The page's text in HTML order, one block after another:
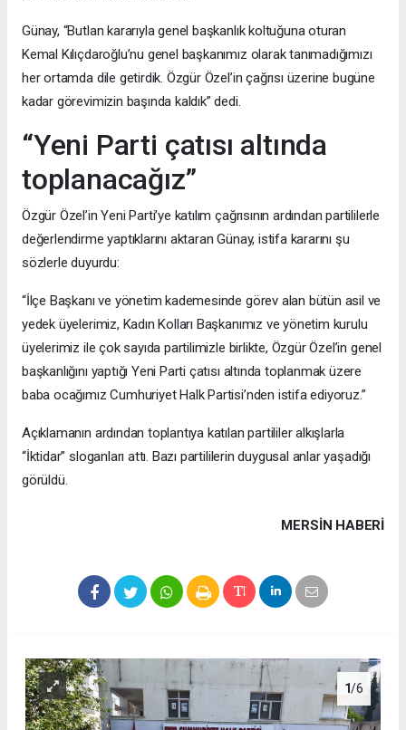
Günay, “Butlan kararıyla genel başkanlık koltuğuna oturan
Kemal Kılıçdaroğlu’nu genel başkanımız olarak tanımadığımızı
her ortamda dile getirdik. Özgür Özel’in çağrısı üzerine bugüne
kadar görevimizin başında kaldık” dedi.
“Yeni Parti çatısı altında
toplanacağız”
Özgür Özel’in Yeni Parti’ye katılım çağrısının ardından partililerle
değerlendirme yaptıklarını aktaran Günay, istifa kararını şu
sözlerle duyurdu:
“İlçe Başkanı ve yönetim kademesinde görev alan bütün asil ve
yedek üyelerimiz, Kadın Kolları Başkanımız ve yönetim kurulu
üyelerimiz ile çok sayıda partilimizle birlikte, Özgür Özel’in genel
başkanlığını yaptığı Yeni Parti çatısı altında toplanmak üzere
baba ocağımız Cumhuriyet Halk Partisi’nden istifa ediyoruz.”
Açıklamanın ardından toplantıya katılan partililer alkışlarla
“İktidar” sloganları attı. Bazı partililerin duygusal anlar yaşadığı
görüldü.
MERSIN HABERİ
1/6